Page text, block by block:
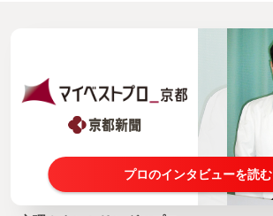
プロのインタビューを読む